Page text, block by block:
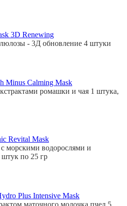
3D Renewing
- 3Д обновление 4 штуки
Minus Calming Mask
ромашки и чая 1 штука,
Revital Mask
морскими водорослями и
по 25 гр
Plus Intensive Mask
маточного молочка пчел 5